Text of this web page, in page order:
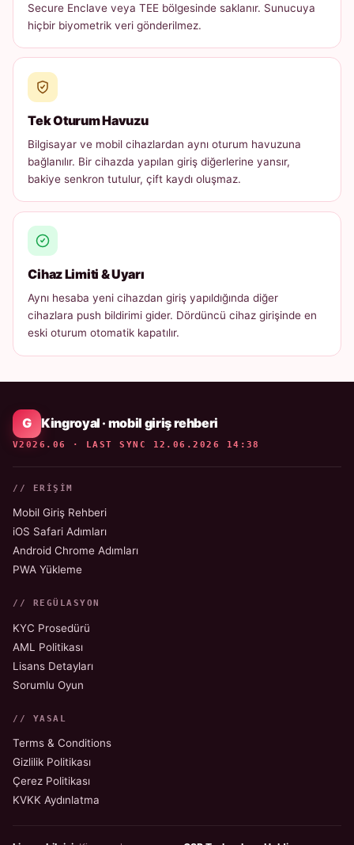
Secure Enclave veya TEE bölgesinde saklanır. Sunucuya
hiçbir biyometrik veri gönderilmez.
Tek Oturum Havuzu
Bilgisayar ve mobil cihazlardan aynı oturum havuzuna
bağlanılır. Bir cihazda yapılan giriş diğerlerine yansır,
bakiye senkron tutulur, çift kaydı oluşmaz.
Cihaz Limiti & Uyarı
Aynı hesaba yeni cihazdan giriş yapıldığında diğer
cihazlara push bildirimi gider. Dördüncü cihaz girişinde en
eski oturum otomatik kapatılır.
Kingroyal · mobil giriş rehberi
V2026.06 · LAST SYNC 12.06.2026 14:38
// ERIŞIM
Mobil Giriş Rehberi
iOS Safari Adımları
Android Chrome Adımları
PWA Yükleme
// REGÜLASYON
KYC Prosedürü
AML Politikası
Lisans Detayları
Sorumlu Oyun
// YASAL
Terms & Conditions
Gizlilik Politikası
Çerez Politikası
KVKK Aydınlatma